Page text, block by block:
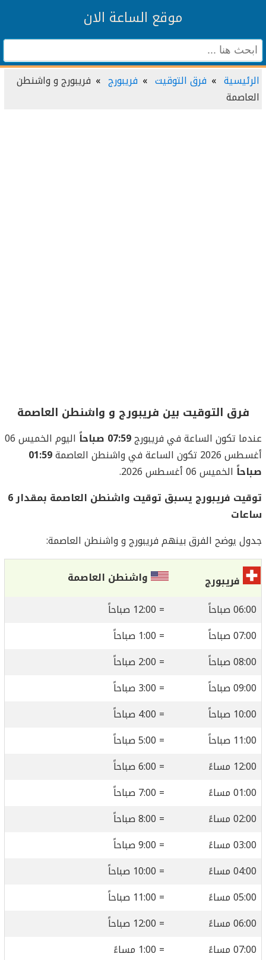
موقع الساعة الان
الرئيسية فرق التوقيت فريبورج
فريبورج و واشنطن
العاصمة
فرق التوقيت بين فريبورج و واشنطن العاصمة
عندما تكون الساعة في فريبورج07:59 صباحاً
اليوم الخميس 06
أغسطس 2026 تكون الساعة في واشنطن العاصمة
01:59
صباحاً الخميس 06 أغسطس 2026.
توقيت فريبورج يسبق توقيت واشنطن العاصمة بمقدار 6
ساعات
جدول يوضح الفرق بينهم فريبورج و واشنطن العاصمة:
فريبورج
واشنطن العاصمة
06:00 صباحاً
= 12:00 صباحاً
07:00 صباحاً
= 1:00 صباحاً
08:00 صباحاً
= 2:00 صباحاً
09:00 صباحاً
= 3:00 صباحاً
10:00 صباحاً
= 4:00 صباحاً
11:00 صباحاً
= 5:00 صباحاً
12:00 مساءً
= 6:00 صباحاً
01:00 مساءً
= 7:00 صباحاً
02:00 مساءً
= 8:00 صباحاً
03:00 مساءً
= 9:00 صباحاً
04:00 مساءً
= 10:00 صباحاً
05:00 مساءً
= 11:00 صباحاً
06:00 مساءً
= 12:00 صباحاً
07:00 مساءً
= 1:00 مساءً